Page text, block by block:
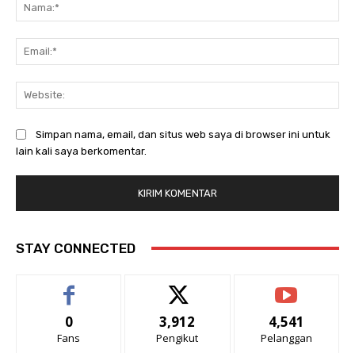
Simpan nama, email, dan situs web saya di browser ini untuk
lain kali saya berkomentar.
STAY CONNECTED
0
Fans
3,912
Pengikut
4,541
Pelanggan